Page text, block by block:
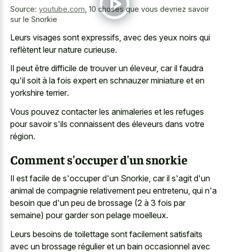
Source: youtube.com 10 choses que vous devriez savoir
sur le Snorkie
Leurs visages sont expressifs, avec des yeux noirs qui
reflètent leur nature curieuse.
Il peut être difficile de trouver un éleveur, car il faudra
qu'il soit à la fois expert en schnauzer miniature et en
yorkshire terrier.
Vous pouvez contacter les animaleries et les refuges
pour savoir s'ils connaissent des éleveurs dans votre
région.
Comment s'occuper d'un snorkie
Il est facile de s'occuper d'un Snorkie, car il s'agit d'un
animal de compagnie relativement peu entretenu, qui n'a
besoin que d'un peu de brossage (2 à 3 fois par
semaine) pour garder son pelage moelleux.
Leurs besoins de toilettage sont facilement satisfaits
avec un brossage régulier et un bain occasionnel avec